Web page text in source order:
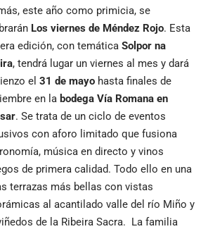
este año como primicia, se
Los viernes de Méndez Rojo. Esta
edición, con temática Solpor na
, tendrá lugar un viernes al mes y dará
el 31 de mayo hasta finales de
en la bodega Vía Romana en
. Se trata de un ciclo de eventos
con aforo limitado que fusiona
música en directo y vinos
de primera calidad. Todo ello en una
terrazas más bellas con vistas
al acantilado valle del río Miño y
de la Ribeira Sacra. La familia